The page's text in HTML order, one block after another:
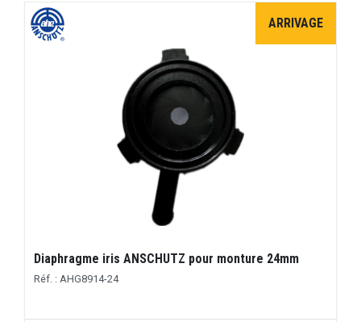
ARRIVAGE
Diaphragme iris ANSCHUTZ pour monture 24mm
Réf. : AHG8914-24